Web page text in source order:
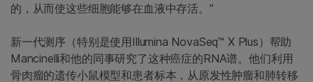
的，从而使这些细胞能够在血液中存活。”
新一代测序（特别是使用Illumina NovaSeq™ X Plus）帮助
Mancinelli和他的同事研究了这种癌症的RNA谱。他们利用
骨肉瘤的遗传小鼠模型和患者标本，从原发性肿瘤和肺转移